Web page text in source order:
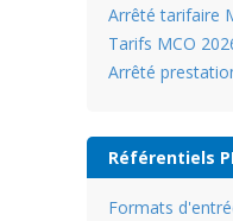
Arrêté tarifaire
Tarifs MCO
Arrêté
Référentiels
Formats